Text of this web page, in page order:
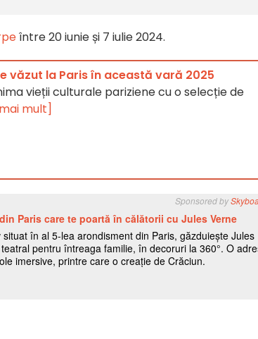
între 20 iunie și 7 iulie 2024.
văzut la Paris în această vară 2025
vieții culturale pariziene cu o selecție de
mult]